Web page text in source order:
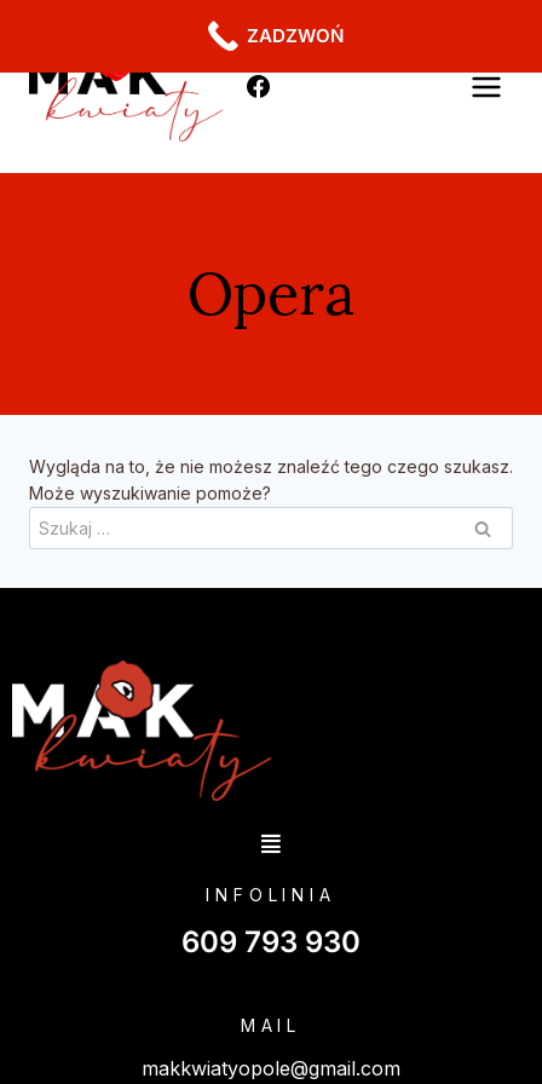
Opera
Wygląda na to, że nie możesz znaleźć tego czego szukasz.
Może wyszukiwanie pomoże?
INFOLINIA
609 793 930
MAIL
makkwiatyopole@gmail.com
ZADZWOŃ